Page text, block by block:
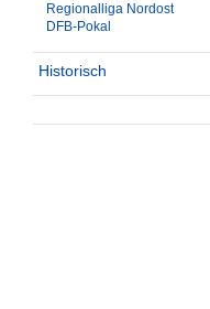
Regionalliga Nordost
DFB-Pokal
Historisch